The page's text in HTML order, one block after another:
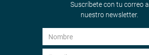
Suscríbete con tu correo a
nuestro newsletter.